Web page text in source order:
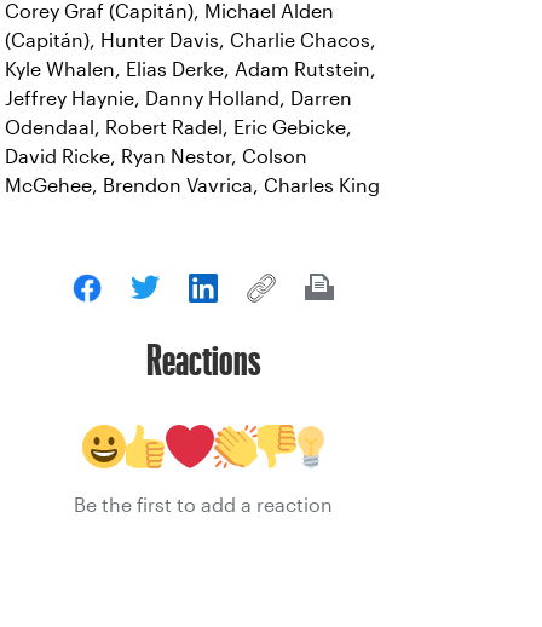
Corey Graf (Capitán), Michael Alden
(Capitán), Hunter Davis, Charlie Chacos,
Kyle Whalen, Elias Derke, Adam Rutstein,
Jeffrey Haynie, Danny Holland, Darren
Odendaal, Robert Radel, Eric Gebicke,
David Ricke, Ryan Nestor, Colson
McGehee, Brendon Vavrica, Charles King
Reactions
Be the first to add a reaction